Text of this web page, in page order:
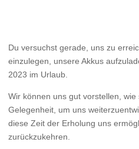
Du versuchst gerade, uns zu
einzulegen, unsere Akkus
2023 im Urlaub.
Wir können uns gut vorstellen,
Gelegenheit, um uns
diese Zeit der Erholung uns
zurückzukehren.